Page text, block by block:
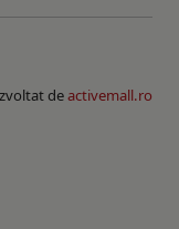
deactivemall.ro